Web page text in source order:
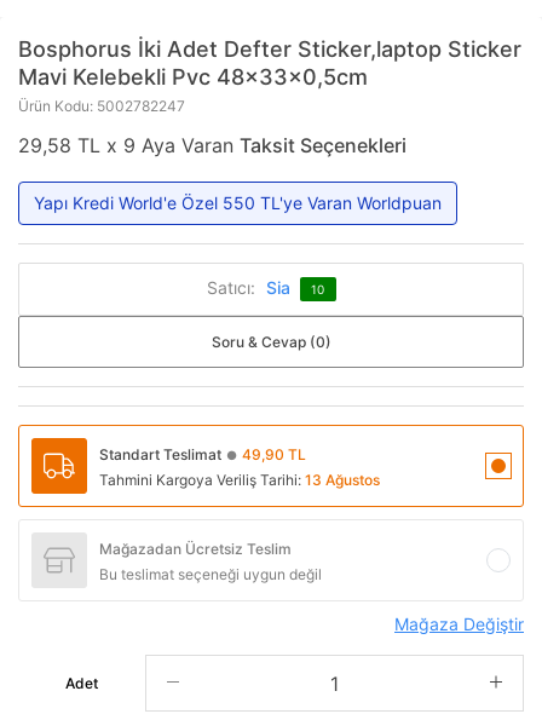
Bosphorus İki Adet Defter Sticker,laptop Sticker
Mavi Kelebekli Pvc 48x33x0,5cm
Ürün Kodu: 5002782247
29,58 TL x 9 Aya Varan Taksit Seçenekleri
Yapı Kredi World'e Özel 550 TL'ye Varan Worldpuan
Satıcı: Sia 10
Soru & Cevap (0)
Standart Teslimat ● 49,90 TL
Tahmini Kargoya Veriliş Tarihi: 13 Ağustos
Mağazadan Ücretsiz Teslim
Bu teslimat seçeneği uygun değil
Mağaza Değiştir
Adet